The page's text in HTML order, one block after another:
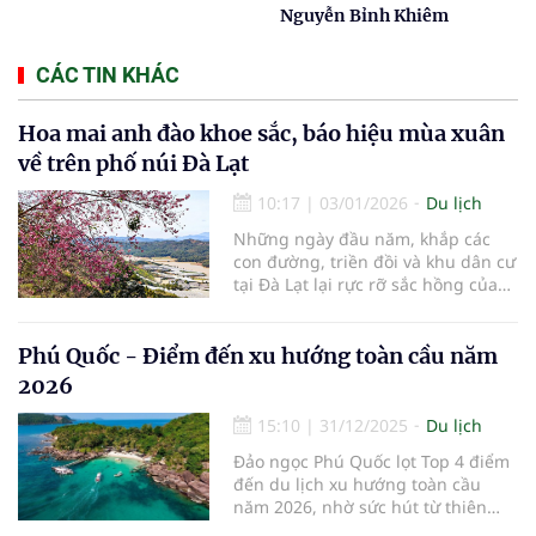
Nguyễn Bỉnh Khiêm
CÁC TIN KHÁC
Hoa mai anh đào khoe sắc, báo hiệu mùa xuân
về trên phố núi Đà Lạt
10:17 | 03/01/2026
Du lịch
Những ngày đầu năm, khắp các
con đường, triền đồi và khu dân cư
tại Đà Lạt lại rực rỡ sắc hồng của
phố núi cao nguyên. Mai anh đào
thường nở rộ từ cuối tháng 12 đến
trời se lạnh, nắng nhẹ. Khác với
sắc vàng của mai phương Nam hay
vẻ trắng tinh khôi của hoa đào
miền Bắc, mai anh đào mang sắc
hồng phớt dịu dàng, tạo nên vẻ
Phú Quốc - Điểm đến xu hướng toàn cầu năm
2026
15:10 | 31/12/2025
Du lịch
Đảo ngọc Phú Quốc lọt Top 4 điểm
đến du lịch xu hướng toàn cầu
năm 2026, nhờ sức hút từ thiên